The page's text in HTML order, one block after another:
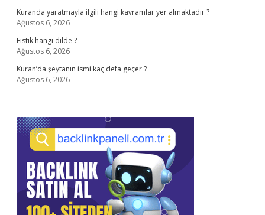
Kuranda yaratmayla ilgili hangi kavramlar yer almaktadır ?
Ağustos 6, 2026
Fıstık hangi dilde ?
Ağustos 6, 2026
Kuran’da şeytanın ismi kaç defa geçer ?
Ağustos 6, 2026